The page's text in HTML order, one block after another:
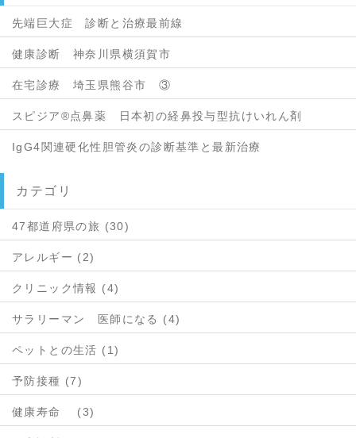
先端巨大症 診断と治療最前線
健康診断 神奈川県横須賀市
在宅診療 埼玉県熊谷市 ③
スピジア®点鼻薬 日本初の経鼻投与型抗けいれん剤
IgG4関連硬化性胆管炎の診断基準と最新治療
カテゴリ
47都道府県の旅 (30)
アレルギー (2)
クリニック情報 (4)
サラリーマン 医師になる (4)
ペットとの生活 (1)
予防接種 (7)
健康寿命 (3)